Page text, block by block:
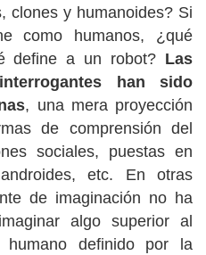
clones y humanoides? Si
como humanos, ¿qué
define a un robot? Las
han sido
, una mera proyección
de comprensión del
sociales, puestas en
etc. En otras
de imaginación no ha
algo superior al
definido por la